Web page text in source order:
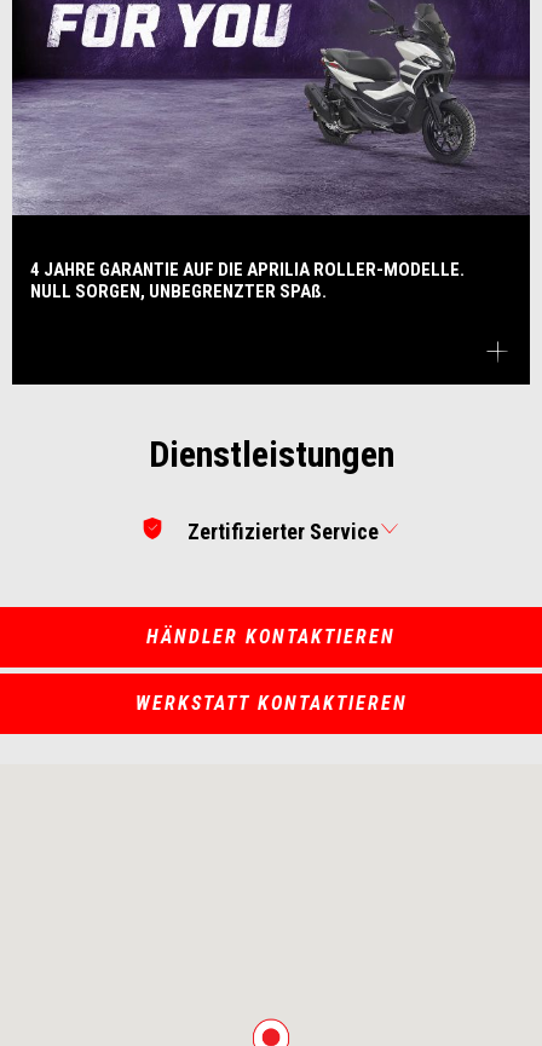
4 JAHRE GARANTIE AUF DIE APRILIA ROLLER-MODELLE.
NULL SORGEN, UNBEGRENZTER SPAß.
Dienstleistungen
Zertifizierter Service
HÄNDLER KONTAKTIEREN
WERKSTATT KONTAKTIEREN